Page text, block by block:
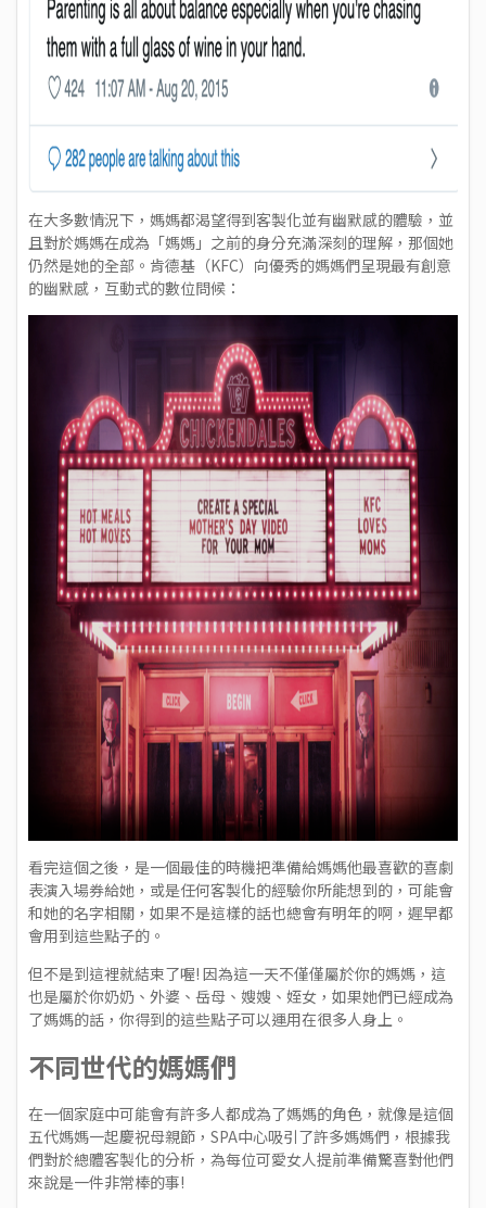
在大多數情況下，媽媽都渴望得到客製化並有幽默感的體驗，並
且對於媽媽在成為「媽媽」之前的身分充滿深刻的理解，那個她
仍然是她的全部。 肯德基（KFC） 向優秀的媽媽們呈現最有創意
的幽默感，互動式的數位問候：
看完這個之後，是一個最佳的時機把準備給媽媽他最喜歡的喜劇
表演入場券給她，或是任何客製化的經驗你所能想到的，可能會
和她的名字相關，如果不是這樣的話也總會有明年的啊，遲早都
會用到這些點子的。
但不是到這裡就結束了喔! 因為這一天不僅僅屬於你的媽媽，這
也是屬於你奶奶、外婆、岳母、嫂嫂、姪女，如果她們已經成為
了媽媽的話，你得到的這些點子可以運用在很多人身上。
不同世代的媽媽們
在一個家庭中可能會有許多人都成為了媽媽的角色，就像是這個
五代媽媽一起慶祝母親節 ，SPA中心吸引了許多媽媽們，根據我
們對於總體客製化的分析，為每位可愛女人提前準備驚喜對他們
來說是一件非常棒的事!